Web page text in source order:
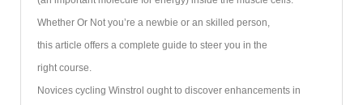
Whether Or Not you’re a newbie or an skilled person,
this article offers a complete guide to steer you in the
right course.
Novices cycling Winstrol ought to discover enhancements in